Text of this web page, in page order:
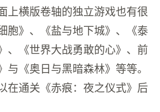
上横版卷轴的独立游戏也有很
胞》、《盐与地下城》、《泰
、《世界大战勇敢的心》、前
与《奥日与黑暗森林》等等。
在通关《赤痕：夜之仪式》后